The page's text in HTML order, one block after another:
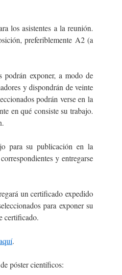
los asistentes a la reunión.
preferiblemente A2 (a
podrán exponer, a modo de
y dispondrán de veinte
podrán verse en la
en qué consiste su trabajo.
para su publicación en la
y entregarse
un certificado expedido
para exponer su
certificado.
.
póster científicos: